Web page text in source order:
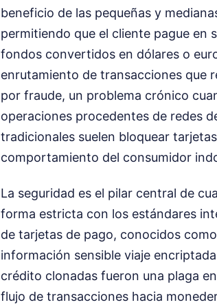
beneficio de las pequeñas y
permitiendo que el cliente pague en
fondos convertidos en dólares o
enrutamiento de transacciones que
por fraude, un problema crónico
operaciones procedentes de redes
tradicionales suelen bloquear
comportamiento del consumidor
La seguridad es el pilar central de
forma estricta con los estándares
de tarjetas de pago, conocidos como
información sensible viaje
crédito clonadas fueron una plaga
flujo de transacciones hacia